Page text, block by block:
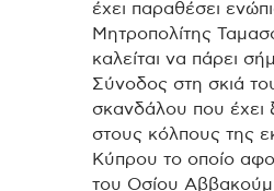
έχει παραθέσει
Μητροπολίτης
καλείται να πάρει
Σύνοδος στη σκιά
σκανδάλου που έχει
στους κόλπους της
Κύπρου το οποίο
του Οσίου